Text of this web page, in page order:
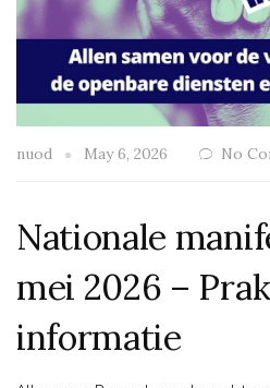
nuod May 6, 2026 No
Nationale
mei 2026 –
informatie